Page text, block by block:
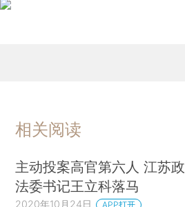
相关阅读
主动投案高官第六人 江苏政
法委书记王立科落马
2020年10月24日 APP打开